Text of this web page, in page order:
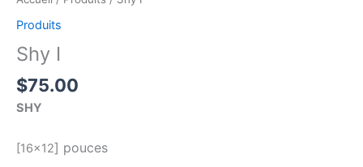
Produits
Shy I
$75.00
SHY
[16×12] pouces